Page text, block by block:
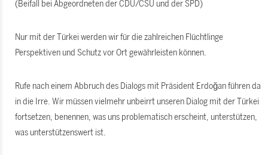
(Beifall bei Abgeordneten der CDU/CSU und der SPD)
Nur mit der Türkei werden wir für die zahlreichen Flüchtlinge
Perspektiven und Schutz vor Ort gewährleisten können.
Rufe nach einem Abbruch des Dialogs mit Präsident Erdoğan führen da
in die Irre. Wir müssen vielmehr unbeirrt unseren Dialog mit der Türkei
fortsetzen, benennen, was uns problematisch erscheint, unterstützen,
was unterstützenswert ist.